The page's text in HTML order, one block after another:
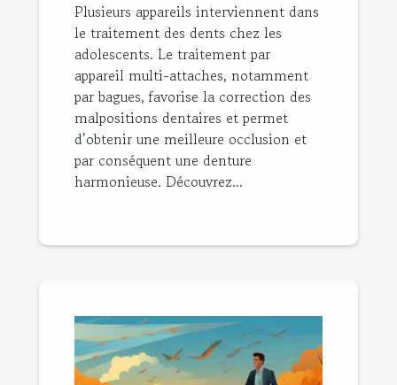
adultes ?
Plusieurs appareils interviennent dans
le traitement des dents chez les
adolescents. Le traitement par
appareil multi-attaches, notamment
par bagues, favorise la correction des
malpositions dentaires et permet
d’obtenir une meilleure occlusion et
par conséquent une denture
harmonieuse. Découvrez...